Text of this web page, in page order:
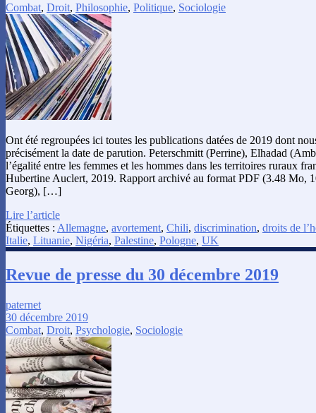
Combat, Droit, Philosophie, Politique, Sociologie
Ont été regroupées ici toutes les publications datées de 2019 dont
précisément la date de parution. Peterschmitt (Perrine), Elhadad
l’égalité entre les femmes et les hommes dans les territoires ruraux
Hubertine Auclert, 2019. Rapport archivé au format PDF (3.48 Mo,
Georg), […]
Lire l’article
Étiquettes : Allemagne, avortement, Chili, discrimination, droits de
Italie, Lituanie, Nigéria, Palestine, Pologne, UK
Revue de presse du 30 décembre 2019
paternet
30 décembre 2019
Combat, Droit, Psychologie, Sociologie